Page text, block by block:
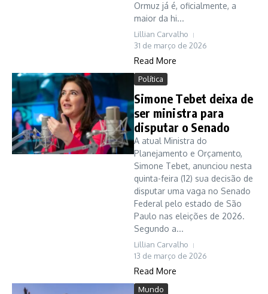
Ormuz já é, oficialmente, a
maior da hi...
Lillian Carvalho
31 de março de 2026
Read More
Política
Simone Tebet deixa de
ser ministra para
disputar o Senado
A atual Ministra do
Planejamento e Orçamento,
Simone Tebet, anunciou nesta
quinta-feira (12) sua decisão de
disputar uma vaga no Senado
Federal pelo estado de São
Paulo nas eleições de 2026.
Segundo a...
Lillian Carvalho
13 de março de 2026
Read More
Mundo